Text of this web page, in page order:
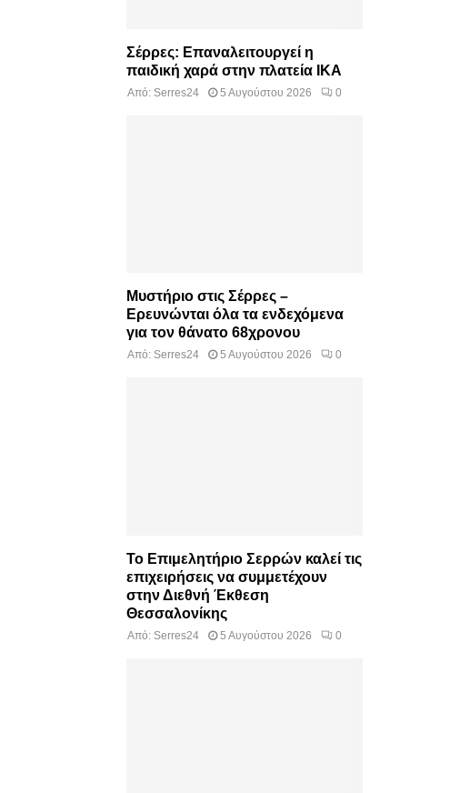
Σέρρες: Επαναλειτουργεί η
παιδική χαρά στην πλατεία ΙΚΑ
Από: Serres24 5 Αυγούστου 2026 0
Μυστήριο στις Σέρρες –
Ερευνώνται όλα τα ενδεχόμενα
για τον θάνατο 68χρονου
Από: Serres24 5 Αυγούστου 2026 0
Το Επιμελητήριο Σερρών καλεί τις
επιχειρήσεις να συμμετέχουν
στην Διεθνή Έκθεση
Θεσσαλονίκης
Από: Serres24 5 Αυγούστου 2026 0